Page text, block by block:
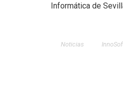
Informática de
Noticias